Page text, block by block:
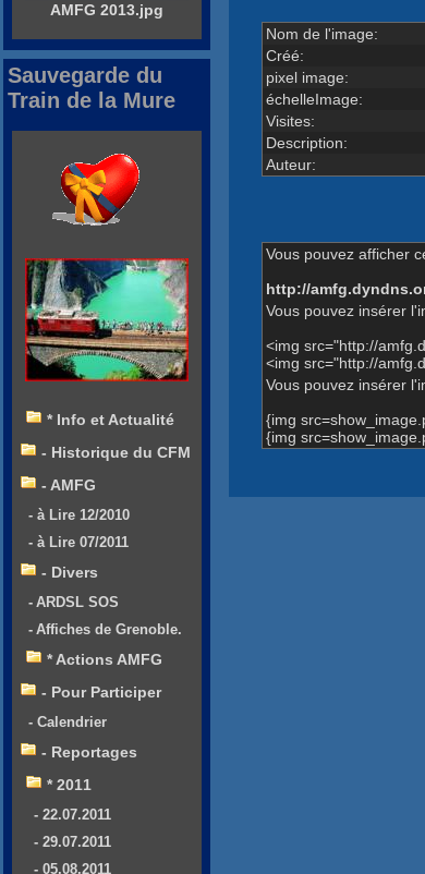
Nom de l'image:
Créé:
pixel image:
échelleImage:
Visites:
Description:
Auteur:
Vous pouvez afficher
http://
Vous pouvez insérer
<img src="http://
<img src="http://
Vous pouvez insérer
{img
{img
AMFG 2013.jpg
Sauvegarde du
Train de la Mure
* Info et Actualité
- Historique du CFM
- AMFG
- à Lire 12/2010
- à Lire 07/2011
- Divers
- ARDSL SOS
- Affiches de Grenoble.
* Actions AMFG
- Pour Participer
- Calendrier
- Reportages
* 2011
- 22.07.2011
- 29.07.2011
- 05.08.2011